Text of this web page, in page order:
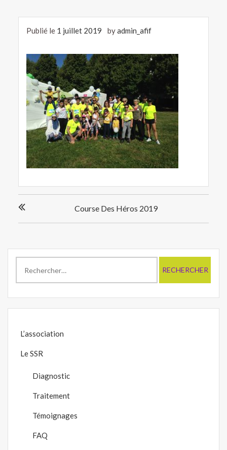
Publié le 1 juillet 2019 byadmin_afif
de
l’article
Course Des Héros 2019
L’association
Le SSR
Diagnostic
Traitement
Témoignages
FAQ